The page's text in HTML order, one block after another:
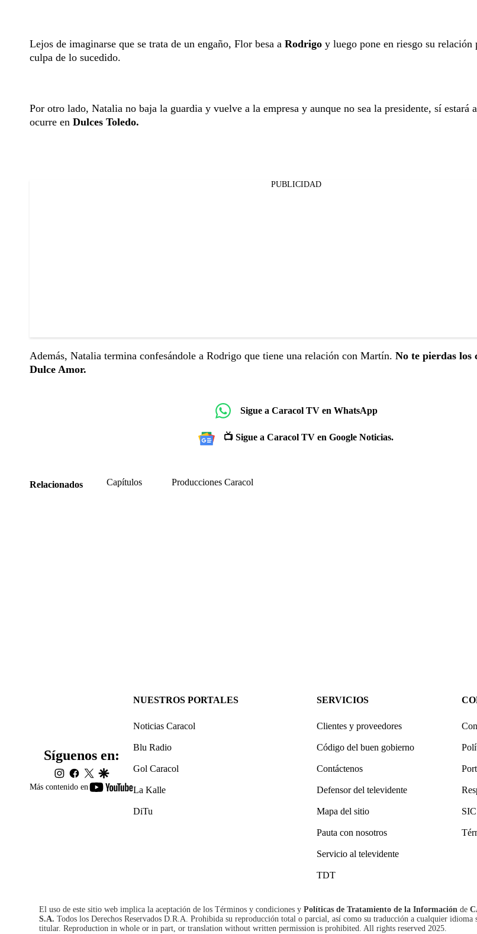
Lejos de imaginarse que se trata de un engaño, Flor besa a Rodrigo y luego pone en riesgo su
culpa de lo sucedido.
Por otro lado, Natalia no baja la guardia y vuelve a la empresa y aunque no sea la presidente, sí estará
ocurre en Dulces Toledo.
PUBLICIDAD
Además, Natalia termina confesándole a Rodrigo que tiene una relación con Martín. No te pierdas los
Dulce Amor.
Sigue a Caracol TV en WhatsApp
📺 Sigue a Caracol TV en Google Noticias.
Relacionados Capítulos Producciones Caracol
Más contenido en
youtube-
Síguenos en:
instagram
facebook
twittergoogle
NUESTROS PORTALES
Noticias Caracol
Blu Radio
Gol Caracol
La Kalle
DiTu
SERVICIOS
Clientes y proveedores
Código del buen gobierno
Contáctenos
Defensor del televidente
Mapa del sitio
Pauta con nosotros
Servicio al televidente
TDT
SIC
El uso de este sitio web implica la aceptación de los Términos y condiciones y Políticas de Tratamiento de la Información de
S.A. Todos los Derechos Reservados D.R.A. Prohibida su reproducción total o parcial, así como su traducción a cualquier idioma
titular. Reproduction in whole or in part, or translation without written permission is prohibited. All rights reserved 2025.